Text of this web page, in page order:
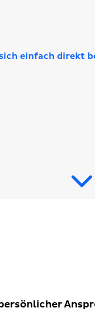
einfach direkt